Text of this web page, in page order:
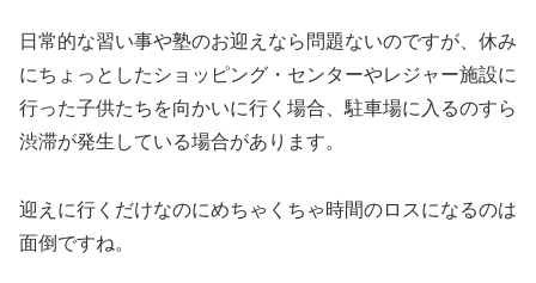
日常的な習い事や塾のお迎えなら問題ないのですが、休み
にちょっとしたショッピング・センターやレジャー施設に
行った子供たちを向かいに行く場合、駐車場に入るのすら
渋滞が発生している場合があります。
迎えに行くだけなのにめちゃくちゃ時間のロスになるのは
面倒ですね。